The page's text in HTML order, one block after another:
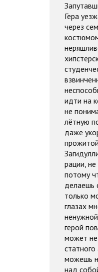
Гера
через
идти на
не
лётную
даже
рации,
потому
делаешь
только
глазах
герой
может
можешь
над